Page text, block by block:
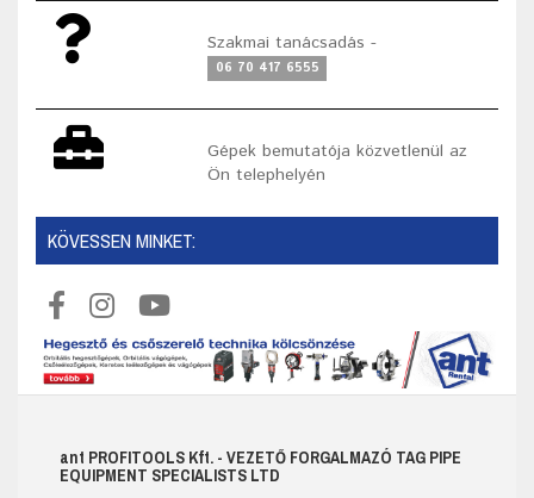
Szakmai tanácsadás -
06 70 417 6555
Gépek bemutatója közvetlenül az
Ön telephelyén
KÖVESSEN MINKET:
ant PROFITOOLS Kft. - VEZETŐ FORGALMAZÓ TAG PIPE
EQUIPMENT SPECIALISTS LTD